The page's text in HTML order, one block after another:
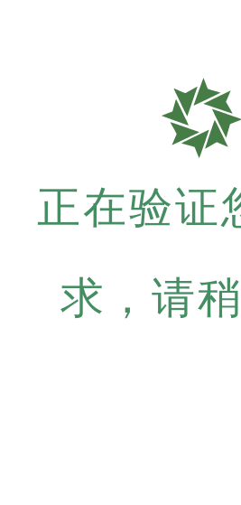
正在验证
求，请